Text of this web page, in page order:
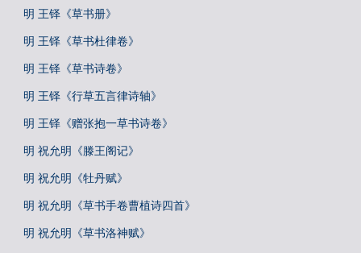
明 王铎《草书册》
明 王铎《草书杜律卷》
明 王铎《草书诗卷》
明 王铎《行草五言律诗轴》
明 王铎《赠张抱一草书诗卷》
明 祝允明《滕王阁记》
明 祝允明《牡丹赋》
明 祝允明《草书手卷曹植诗四首》
明 祝允明《草书洛神赋》